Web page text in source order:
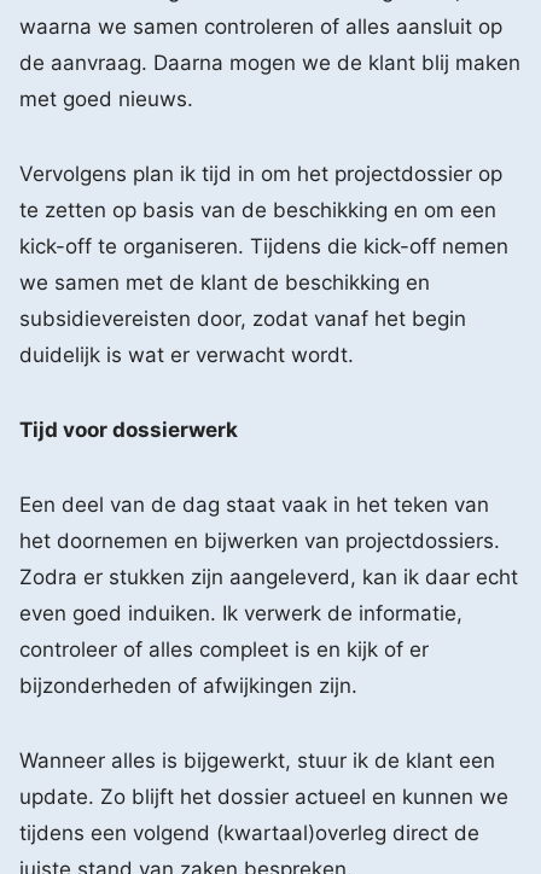
waarna we samen controleren of alles aansluit op
de aanvraag. Daarna mogen we de klant blij maken
met goed nieuws.
Vervolgens plan ik tijd in om het projectdossier op
te zetten op basis van de beschikking en om een
kick-off te organiseren. Tijdens die kick-off nemen
we samen met de klant de beschikking en
subsidievereisten door, zodat vanaf het begin
duidelijk is wat er verwacht wordt.
Tijd voor dossierwerk
Een deel van de dag staat vaak in het teken van
het doornemen en bijwerken van projectdossiers.
Zodra er stukken zijn aangeleverd, kan ik daar echt
even goed induiken. Ik verwerk de informatie,
controleer of alles compleet is en kijk of er
bijzonderheden of afwijkingen zijn.
Wanneer alles is bijgewerkt, stuur ik de klant een
update. Zo blijft het dossier actueel en kunnen we
tijdens een volgend (kwartaal)overleg direct de
juiste stand van zaken bespreken.